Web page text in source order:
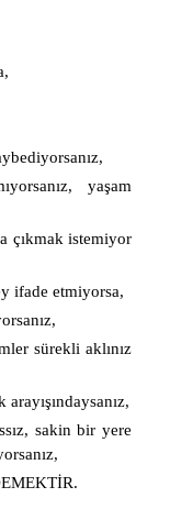
yaşam
çıkmak istemiyor
ifade etmiyorsa,
sürekli aklınız
sakin bir yere